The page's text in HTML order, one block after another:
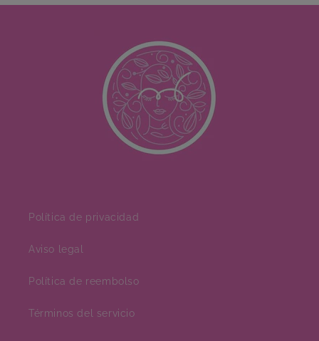
Política de privacidad
Aviso legal
Política de reembolso
Términos del servicio